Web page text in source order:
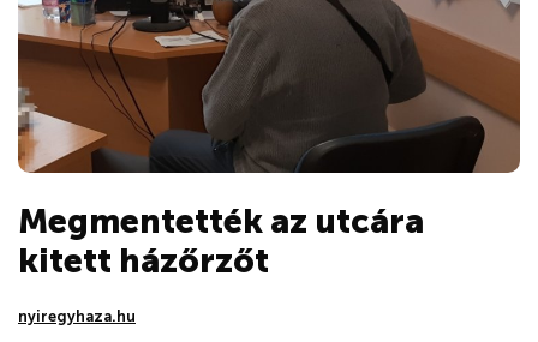
Megmentették az utcára
kitett házőrzőt
nyiregyhaza.hu